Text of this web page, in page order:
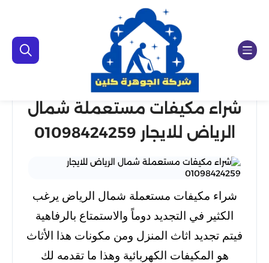
شراء مكيفات مستعملة شمال
الرياض للايجار 01098424259
شراء مكيفات مستعملة شمال الرياض يرغب
الكثير في التجديد دوماً والاستمتاع بالرفاهية
فيتم تجديد اثاث المنزل ومن مكونات هذا الأثاث
هو المكيفات الكهربائية وهذا ما تقدمه لك